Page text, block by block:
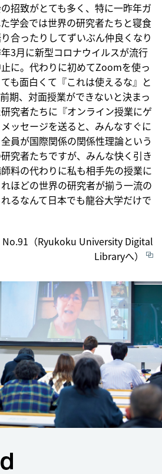
招致がとても多く、特に一昨年ガ
学会では世界の研究者たちと寝食
合ったりしてずいぶん仲良くなり
3月に新型コロナウイルスが流行
に。代わりに初めてZoomを使っ
も面白くて『これは使えるな』と
期、対面授業ができないと決まっ
究者たちに『オンライン授業にゲ
ッセージを送ると、みんなすぐに
員が国際関係の関係性理論という
究者たちですが、みんな快く引き
料の代わりに私も相手先の授業に
ほどの世界の研究者が揃う一流の
るなんて日本でも龍谷大学だけで
No.91（Ryukoku University Digital
Libraryへ）